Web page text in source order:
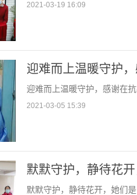
2021-03-19 16:09
迎难而上温暖守护
迎难而上温暖守护，感谢在
2021-03-05 15:39
默默守护，静待花
默默守护，静待花开，她们